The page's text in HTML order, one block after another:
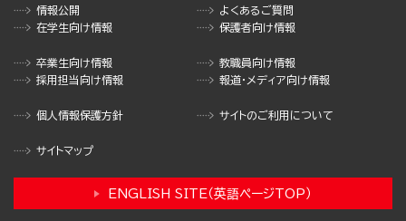
情報公開
よくあるご質問
在学生向け情報
保護者向け情報
卒業生向け情報
教職員向け情報
採用担当向け情報
報道・メディア向け情報
個人情報保護方針 サイトのご利用について
サイトマップ
ENGLISH SITE（英語ページTOP）